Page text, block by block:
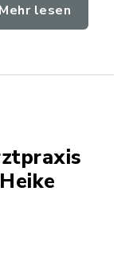
Mehr lesen